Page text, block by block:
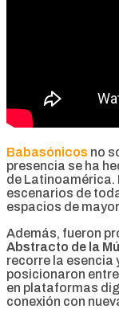
Babasónicos no
presencia se ha
de Latinoamérica.
escenarios de
espacios de
Además, fueron
Abstracto de la
recorre la esencia
posicionaron
en plataformas
conexión con